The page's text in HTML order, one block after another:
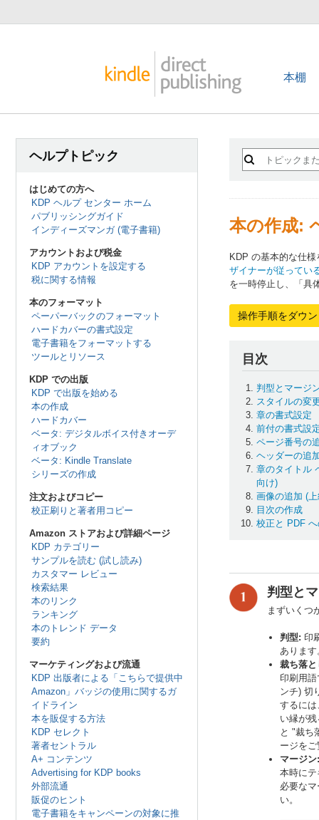
本棚
ヘルプトピック
はじめての方へ
KDP ヘルプ センター ホーム
パブリッシングガイド
インディーズマンガ (電子書籍)
アカウントおよび税金
KDP アカウントを設定する
税に関する情報
本のフォーマット
ペーパーバックのフォーマット
ハードカバーの書式設定
電子書籍をフォーマットする
ツールとリソース
KDP での出版
KDP で出版を始める
本の作成
ハードカバー
ベータ: デジタルボイス付きオーデ
ィオブック
ベータ: Kindle Translate
シリーズの作成
注文およびコピー
校正刷りと著者用コピー
Amazon ストアおよび詳細ページ
KDP カテゴリー
サンプルを読む (試し読み)
カスタマー レビュー
検索結果
本のリンク
ランキング
本のトレンド データ
要約
マーケティングおよび流通
KDP 出版者による「こちらで提供中
Amazon」バッジの使用に関するガ
イドライン
本を販促する方法
KDP セレクト
著者セントラル
A+ コンテンツ
Advertising for KDP books
外部流通
販促のヒント
電子書籍をキャンペーンの対象に推
本の作成:
KDP の基本的な仕
ザイナーが従ってい
を一時停止し、「具
操作手順をダウ
目次
判型とマージ
スタイルの変
章の書式設定
前付の書式設
ページ番号の
ヘッダーの追
章のタイトル
向け)
画像の追加 (
目次の作成
校正と PDF
判型と
まずいくつ
判型: 印
ありま
裁ち落
印刷用
ンチ) 切
するに
い縁が
と "裁ち
ージを
マージ
本時に
必要な
い。